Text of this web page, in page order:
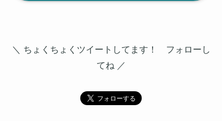
＼ ちょくちょくツイートしてます！ フォローし
てね ／